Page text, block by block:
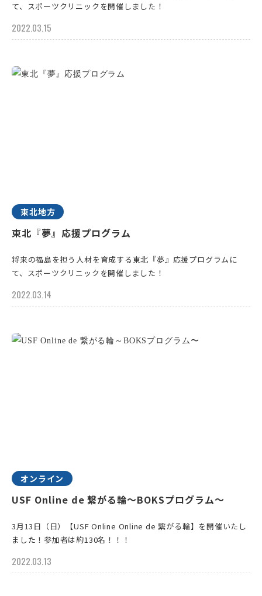
て、スポーツクリニックを開催しました！
2022.03.15
東北地方
東北『夢』応援プログラム
将来の福島を担う人材を育成する東北『夢』応援プログラムに
て、スポーツクリニックを開催しました！
2022.03.14
オンライン
USF Online de 繋がる輪～BOKSプログラム〜
3月13日（日）【USF Online Online de 繋がる輪】を開催いたし
ました！参加者は約130名！！！
2022.03.13